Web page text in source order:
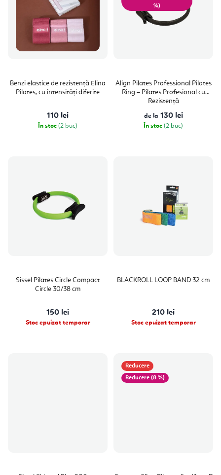
Benzi elastice de rezistență Elina
Pilates, cu intensități diferite
110 lei
În stoc (2 buc)
%)
Align Pilates Professional Pilates
Ring – Pilates Profesional cu
Rezistență
de la 130 lei
În stoc (2 buc)
Sissel Pilates Circle Compact
Circle 30/38 cm
150 lei
Stoc epuizat temporar
BLACKROLL LOOP BAND 32 cm
210 lei
Stoc epuizat temporar
Reducere
(8 %)